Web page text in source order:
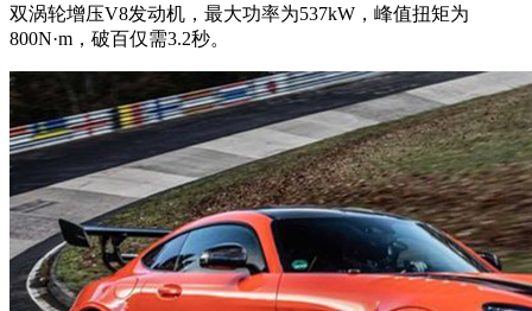
双涡轮增压V8发动机，最大功率为537kW，峰值扭矩为
800N·m，破百仅需3.2秒。